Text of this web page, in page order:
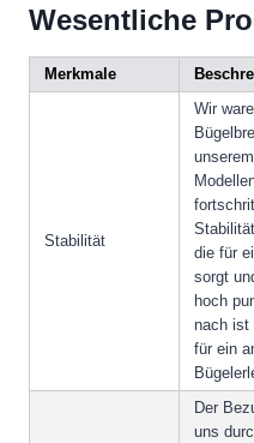
Wesentliche
Merkmale
Stabilität
Wir
die für
sorgt
hoch
nach ist
für ein
Der
uns